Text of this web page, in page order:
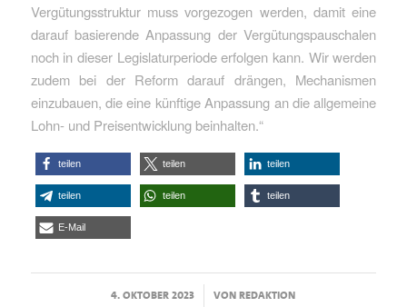
Vergütungsstruktur muss vorgezogen werden, damit eine
darauf basierende Anpassung der Vergütungspauschalen
noch in dieser Legislaturperiode erfolgen kann. Wir werden
zudem bei der Reform darauf drängen, Mechanismen
einzubauen, die eine künftige Anpassung an die allgemeine
Lohn- und Preisentwicklung beinhalten.“
teilen teilen teilen
teilen teilen teilen
E-Mail
4. OKTOBER 2023
/ VONREDAKTION